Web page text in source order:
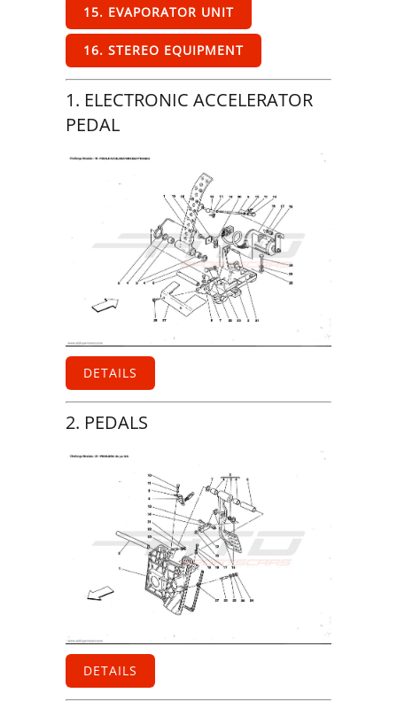
15. EVAPORATOR UNIT
16. STEREO EQUIPMENT
1. ELECTRONIC ACCELERATOR
PEDAL
DETAILS
2. PEDALS
DETAILS